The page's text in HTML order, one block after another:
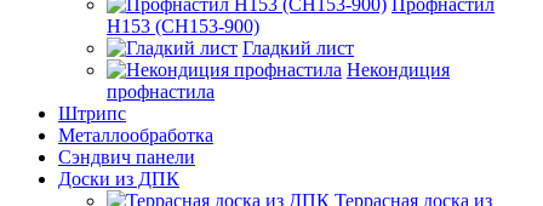
Профнастил
Н153 (СН153-900)
Гладкий лист
Некондиция
профнастила
Штрипс
Металлообработка
Сэндвич панели
Доски из ДПК
Террасная доска из